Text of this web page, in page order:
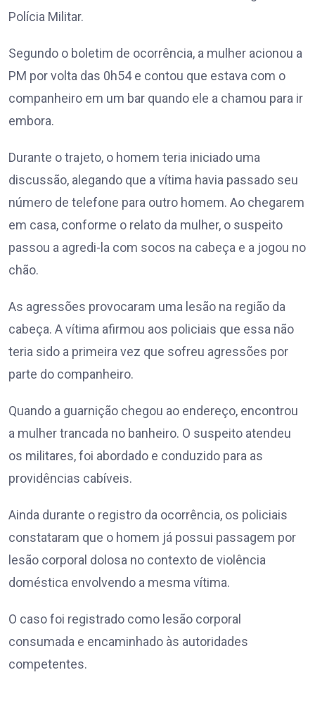
Polícia Militar.
Segundo o boletim de ocorrência, a mulher acionou a
PM por volta das 0h54 e contou que estava com o
companheiro em um bar quando ele a chamou para ir
embora.
Durante o trajeto, o homem teria iniciado uma
discussão, alegando que a vítima havia passado seu
número de telefone para outro homem. Ao chegarem
em casa, conforme o relato da mulher, o suspeito
passou a agredi-la com socos na cabeça e a jogou no
chão.
As agressões provocaram uma lesão na região da
cabeça. A vítima afirmou aos policiais que essa não
teria sido a primeira vez que sofreu agressões por
parte do companheiro.
Quando a guarnição chegou ao endereço, encontrou
a mulher trancada no banheiro. O suspeito atendeu
os militares, foi abordado e conduzido para as
providências cabíveis.
Ainda durante o registro da ocorrência, os policiais
constataram que o homem já possui passagem por
lesão corporal dolosa no contexto de violência
doméstica envolvendo a mesma vítima.
O caso foi registrado como lesão corporal
consumada e encaminhado às autoridades
competentes.